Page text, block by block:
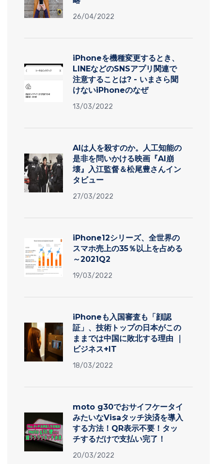
26/04/2022
iPhoneを機種変更するとき、
LINEなどのSNSアプリ関連で
注意することは? - いまさら聞
けないiPhoneのなぜ
13/03/2022
AIは人を殺すのか。人工知能の
是非を問いかける映画『AI崩
壊』入江監督＆松尾豊さんイン
タビュー
27/03/2022
iPhone12シリーズ、全世界の
スマホ売上の35％以上を占める
～2021Q2
19/03/2022
iPhoneも入国審査も「顔認
証」、技術トップの日本がこの
ままでは中国に敗北する理由 ｜
ビジネス+IT
18/03/2022
moto g30でおサイフケータイ
みたいなVisaタッチ決済を導入
する方法！QR表示不要！タッ
チするだけで支払い完了！
20/03/2022